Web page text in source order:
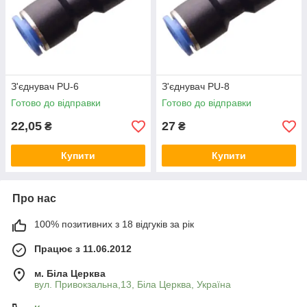
Ми реалізуємо лише високоякісне
обладнання від найкращих вітчизняних та
зарубіжних всесвітньо відомих виробників. Всі деталі
та прилади виготовляються із сертифікованої сировини,
Досвідчені консультанти
Якщо вам потрібен перехідник цанговий, але
Вони розкажуть вам про характеристики кожного товару та
випадку.
З'єднувач PU-6
Готово до відправки
22,05 ₴
Купити
З'єднувач PU-8
Готово до відправки
27 ₴
Купити
Про нас
100% позитивних з 18 відгуків за рік
Працює з 11.06.2012
м. Біла Церква
вул. Привокзальна,13, Біла Церква, Україна